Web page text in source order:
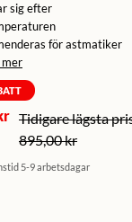
sig efter
för astmatiker
mer
895,00 kr
5-9 arbetsdagar